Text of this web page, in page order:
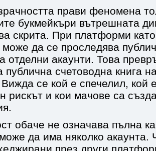
прави феномена
букмейкъри вътрешната
скрита. При платформи
може да се проследява
отделни акаунти. Това
публична счетоводна книга
се кой е спечелил, кой
рискът и кои мачове са
обаче не означава пълна
да има няколко акаунта.